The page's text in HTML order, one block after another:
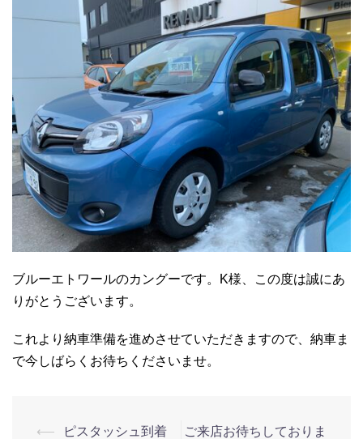
ブルーエトワールのカングーです。K様、この度は誠にあ
りがとうございます。
これより納車準備を進めさせていただきますので、納車ま
で今しばらくお待ちくださいませ。
⟵ ピスタッシュ到着
ご来店お待ちしておりま